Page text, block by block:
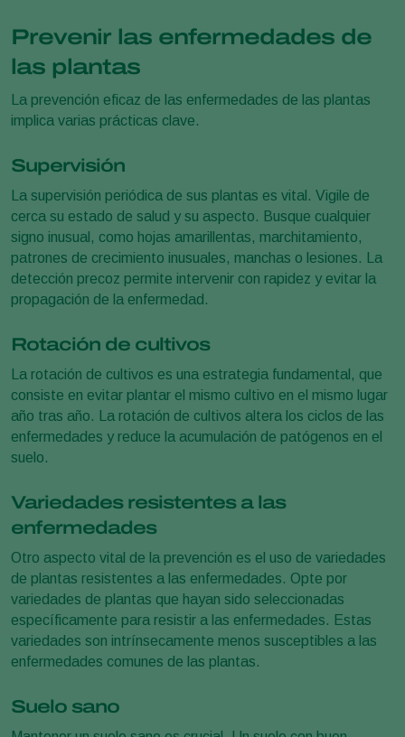
Prevenir las enfermedades de
las plantas
La prevención eficaz de las enfermedades de las plantas
implica varias prácticas clave.
Supervisión
La supervisión periódica de sus plantas es vital. Vigile de
cerca su estado de salud y su aspecto. Busque cualquier
signo inusual, como hojas amarillentas, marchitamiento,
patrones de crecimiento inusuales, manchas o lesiones. La
detección precoz permite intervenir con rapidez y evitar la
propagación de la enfermedad.
Rotación de cultivos
La rotación de cultivos es una estrategia fundamental, que
consiste en evitar plantar el mismo cultivo en el mismo lugar
año tras año. La rotación de cultivos altera los ciclos de las
enfermedades y reduce la acumulación de patógenos en el
suelo.
Variedades resistentes a las
enfermedades
Otro aspecto vital de la prevención es el uso de variedades
de plantas resistentes a las enfermedades. Opte por
variedades de plantas que hayan sido seleccionadas
específicamente para resistir a las enfermedades. Estas
variedades son intrínsecamente menos susceptibles a las
enfermedades comunes de las plantas.
Suelo sano